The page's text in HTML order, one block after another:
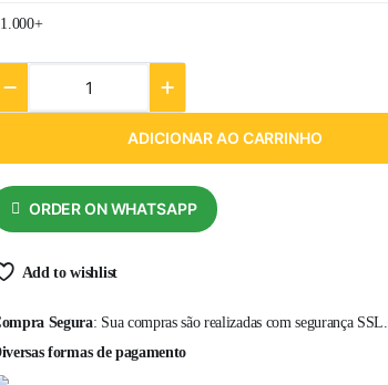
1.000+
ADICIONAR AO CARRINHO
ORDER ON WHATSAPP
Add to wishlist
Segura: Sua compras são realizadas com segurança SSL.
formas de pagamento